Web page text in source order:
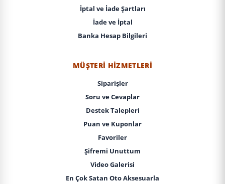
İptal ve İade Şartları
İade ve İptal
Banka Hesap Bilgileri
MÜŞTERI HIZMETLERI
Siparişler
Soru ve Cevaplar
Destek Talepleri
Puan ve Kuponlar
Favoriler
Şifremi Unuttum
Video Galerisi
En Çok Satan Oto Aksesuarla